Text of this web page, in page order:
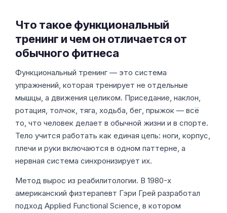
Что такое функциональный
тренинг и чем он отличается от
обычного фитнеса
Функциональный тренинг — это система
упражнений, которая тренирует не отдельные
мышцы, а движения целиком. Приседание, наклон,
ротация, толчок, тяга, ходьба, бег, прыжок — всё
то, что человек делает в обычной жизни и в спорте.
Тело учится работать как единая цепь: ноги, корпус,
плечи и руки включаются в одном паттерне, а
нервная система синхронизирует их.
Метод вырос из реабилитологии. В 1980-х
американский физтерапевт Гэри Грей разработал
подход Applied Functional Science, в котором